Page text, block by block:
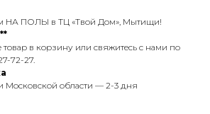
НА ПОЛЫ в ТЦ «Твой Дом», Мытищи!
в корзину или свяжитесь с нами по
72-27.
Московской области — 2-3 дня